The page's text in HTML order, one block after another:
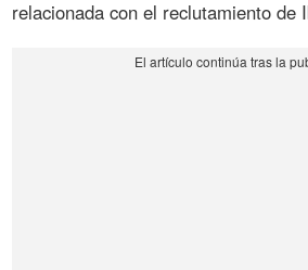
relacionada con el reclutamiento de